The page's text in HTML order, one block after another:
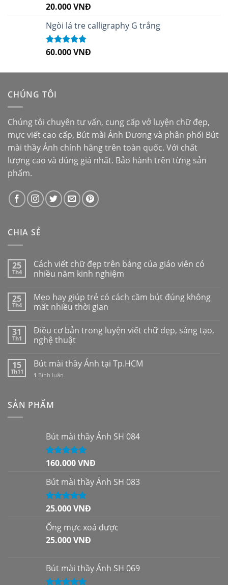
Được xếp
sao
20.000VNĐ
Ngòi lá tre calligraphy G trắng
Được xếp
60.000VNĐ
CHÚNG TÔI
Chúng tôi chuyên tư vấn, cung cấp vở luyện chữ đẹp,
mực viết cao cấp, Bút mài Ánh Dươngvà phân phối Bút
mài thầy Ánh chính hãng trên toàn quốc. Với chất
lượng cao và đúng giá nhất. Bảo hành trên từng sản
phẩm.
CHIA SẺ
25
Th4
Cách viết chữ đẹp trên bảng của giáo viên có
nhiều năm kinh nghiệm
25
Th4
Mẹo hay giúp trẻ có cách cầm bút đúng không
mất nhiều thời gian
31
Th1
Điều cơ bản trong luyện viết chữ đẹp, sáng tạo,
nghệ thuật
15
Th11
Bút mài thầy Ánh tại Tp.HCM
1 Bình luận
SẢN PHẨM
Bút mài thầy Ánh SH 084
Được xếp
sao
160.000VNĐ
Bút mài thầy Ánh SH 083
Được xếp
sao
25.000VNĐ
Ống mực xoá được
25.000VNĐ
Bút mài thầy Ánh SH 069